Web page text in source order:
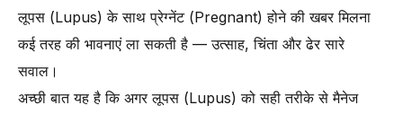
क्या लूपस (Lupus) के साथ हेल्दी प्रेग्नेंसी मुमकिन है?
लूपस (Lupus) के साथ प्रेग्नेंसी में कौन-कौन से मैटरनल रिस्क(Maternal
Risks) और कॉम्प्लिकेशन्स(Complications) हो सकते हैं?
-1. प्रीएक्लेम्पसिया (Preeclampsia) का हाई रिस्क
लूपस (Lupus) के साथ प्रेग्नेंट (Pregnant) होने की खबर मिलना
कई तरह की भावनाएं ला सकती है — उत्साह, चिंता और ढेर सारे
सवाल।
अच्छी बात यह है कि अगर लूपस (Lupus) को सही तरीके से मैनेज